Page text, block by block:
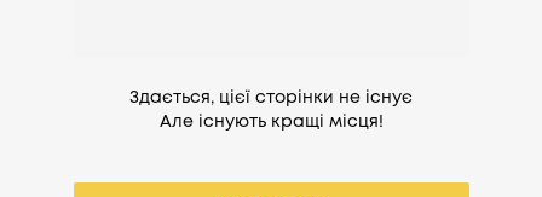
Здається, цієї сторінки не існує
Але існують кращі місця!